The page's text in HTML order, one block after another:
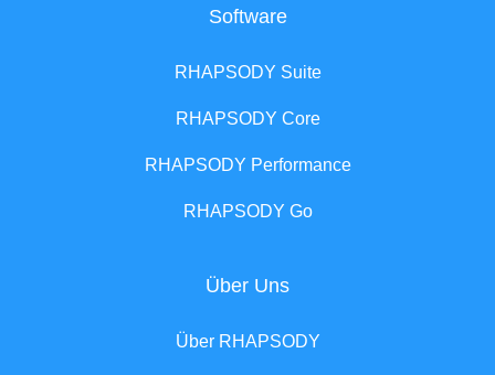
Software
RHAPSODY Suite
RHAPSODY Core
RHAPSODY Performance
RHAPSODY Go
Über Uns
Über RHAPSODY